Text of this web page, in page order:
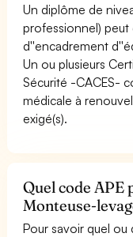
Un diplôme de
professionnel)
d''encadrement
Un ou plusieurs
Sécurité -CACES-
médicale à
exigé(s).
Quel code
Monteuse-
Pour savoir quel ou